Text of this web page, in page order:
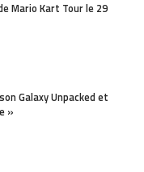
Mario Kart Tour le 29
Galaxy Unpacked et
»